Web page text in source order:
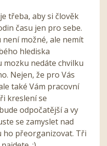
třeba, aby si člověk
času jen pro sebe.
možné, ale nemít
hlediska
mozku nedáte chvilku
Nejen, že pro Vás
také Vám pracovní
kreslení se
odpočatější a vy
se zamyslet nad
ho přeorganizovat. Tři